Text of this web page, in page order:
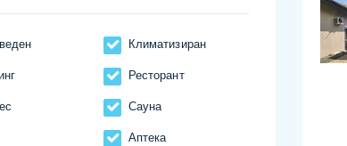
Климатизиран
Ресторант
Сауна
Аптека